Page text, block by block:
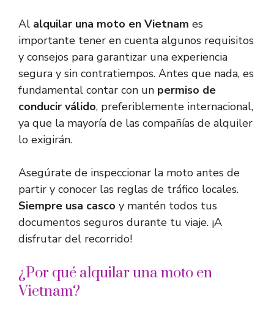
Al alquilar una moto en Vietnam es
importante tener en cuenta algunos requisitos
y consejos para garantizar una experiencia
segura y sin contratiempos. Antes que nada, es
fundamental contar con un permiso de
conducir válido, preferiblemente internacional,
ya que la mayoría de las compañías de alquiler
lo exigirán.
Asegúrate de inspeccionar la moto antes de
partir y conocer las reglas de tráfico locales.
Siempre usa casco y mantén todos tus
documentos seguros durante tu viaje. ¡A
disfrutar del recorrido!
¿Por qué alquilar una moto en
Vietnam?